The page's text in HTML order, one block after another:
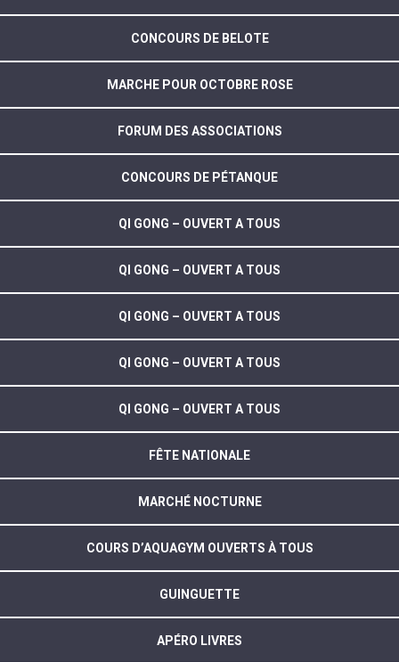
CONCOURS DE BELOTE
MARCHE POUR OCTOBRE ROSE
FORUM DES ASSOCIATIONS
CONCOURS DE PÉTANQUE
QI GONG – OUVERT A TOUS
QI GONG – OUVERT A TOUS
QI GONG – OUVERT A TOUS
QI GONG – OUVERT A TOUS
QI GONG – OUVERT A TOUS
FÊTE NATIONALE
MARCHÉ NOCTURNE
COURS D’AQUAGYM OUVERTS À TOUS
GUINGUETTE
APÉRO LIVRES